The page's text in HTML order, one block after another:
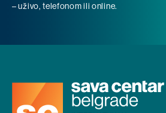
– uživo, telefonom ili online.